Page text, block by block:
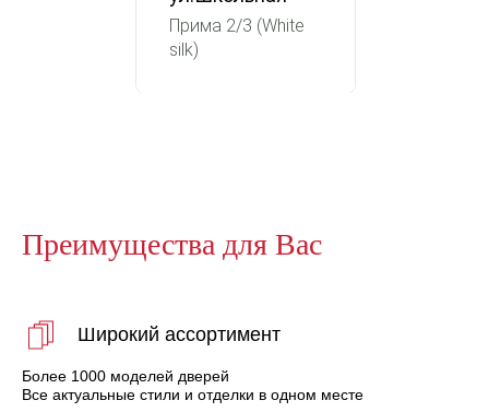
Прима 2/3 (White
silk)
Преимущества для Вас
Широкий ассортимент
Более 1000 моделей дверей
Все актуальные стили и отделки в одном месте